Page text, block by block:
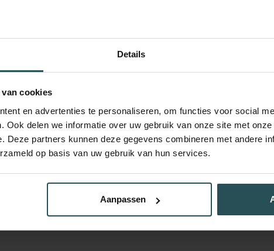
Details
cookies
en advertenties te personaliseren, om functies voor social
Ook delen we informatie over uw gebruik van onze site met
Deze partners kunnen deze gegevens combineren met andere
op basis van uw gebruik van hun services.
Aanpassen